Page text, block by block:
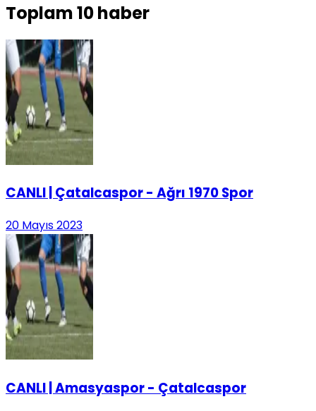
Toplam10haber
CANLI | Çatalcaspor - Ağrı 1970 Spor
20 Mayıs 2023
CANLI | Amasyaspor - Çatalcaspor